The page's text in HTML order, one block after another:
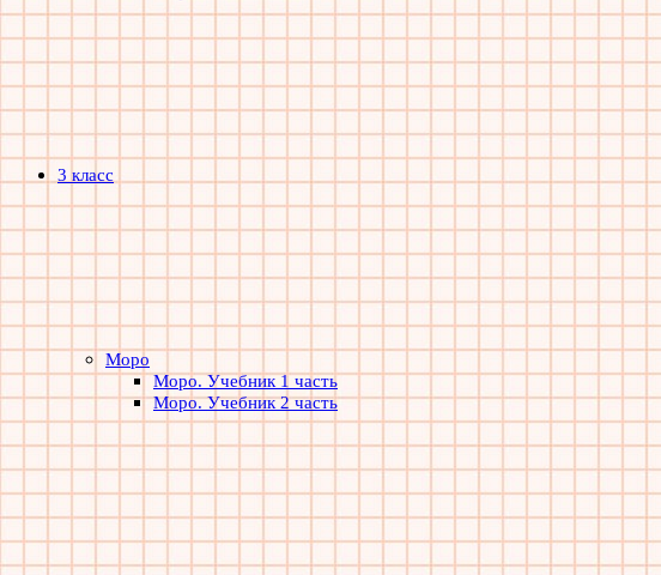
3 класс
Моро
Моро. Учебник 1 часть
Моро. Учебник 2 часть